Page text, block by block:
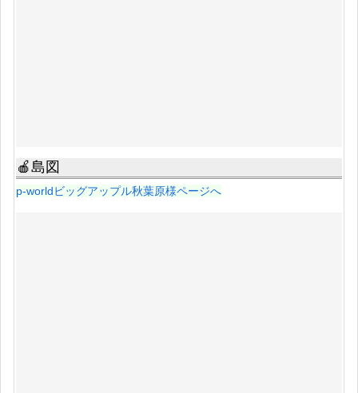
🍎島図
p-worldビッグアップル秋葉原様ページへ